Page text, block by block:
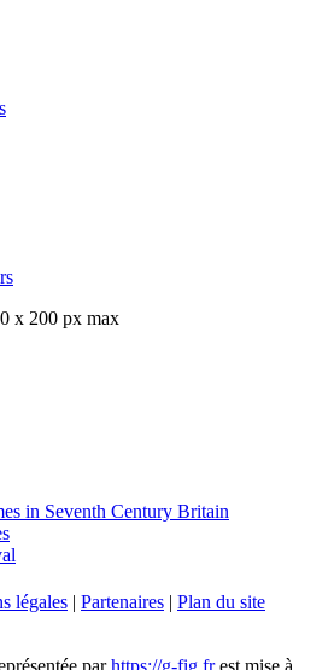
x 200 px max
in Seventh Century Britain
légales | Partenaires | Plan du site